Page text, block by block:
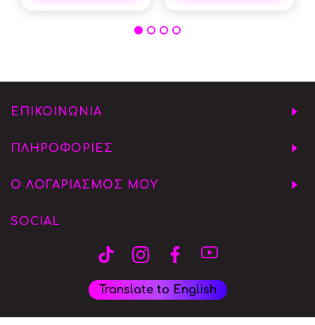
ΕΠΙΚΟΙΝΩΝΙΑ
ΠΛΗΡΟΦΟΡΙΕΣ
Ο ΛΟΓΑΡΙΑΣΜΟΣ ΜΟΥ
SOCIAL
Translate to English